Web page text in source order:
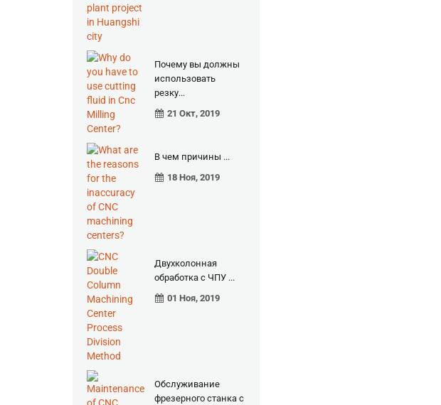
Почему вы должны
использовать
резку...
21 Окт, 2019
В чем причины ...
18 Ноя, 2019
Двухколонная
обработка с ЧПУ ...
01 Ноя, 2019
Обслуживание
фрезерного станка с